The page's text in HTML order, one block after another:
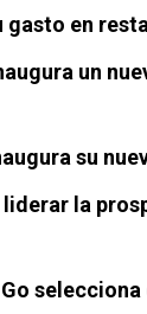
gasto en
un
su
liderar la